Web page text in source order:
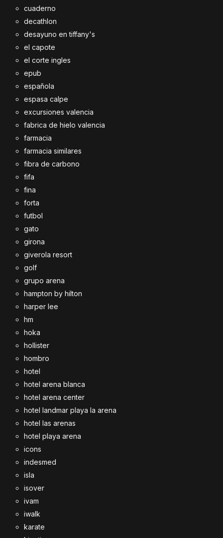
cuaderno
decathlon
desayuno en tiffany's
el capote
el corte ingles
epub
española
espasa calpe
excursiones valencia
fabrica de hielo valencia
farmacia
farmacia similares
fibra de carbono
fifa
fina
forta
futbol
gato
girona
giverola resort
golf
grupo arena
hampton by hilton
harper lee
hm
hoka
hollister
hombro
hotel
hotel arena blanca
hotel arena center
hotel landmar playa la arena
hotel las arenas
hotel playa arena
icons
indesmed
isla
isover
ivam
iwalk
karate